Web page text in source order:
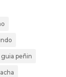
guia peñin